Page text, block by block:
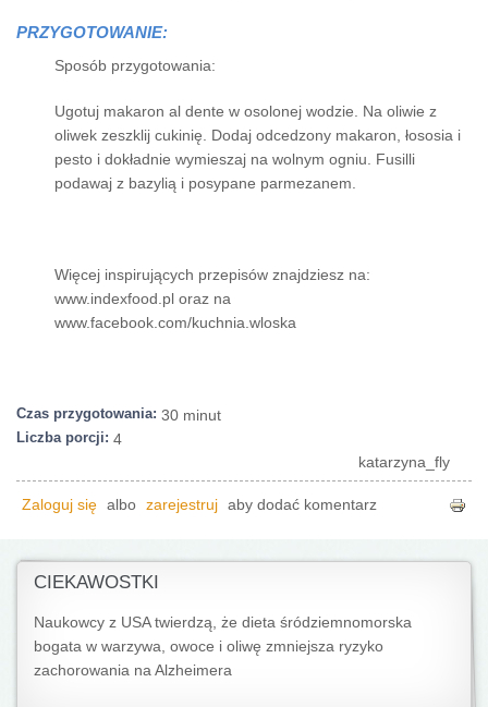
PRZYGOTOWANIE:
Sposób przygotowania:
Ugotuj makaron al dente w osolonej wodzie. Na oliwie z
oliwek zeszklij cukinię. Dodaj odcedzony makaron, łososia i
pesto i dokładnie wymieszaj na wolnym ogniu. Fusilli
podawaj z bazylią i posypane parmezanem.
Więcej inspirujących przepisów znajdziesz na:
www.indexfood.pl oraz na
www.facebook.com/kuchnia.wloska
Czas przygotowania: 30 minut
Liczba porcji: 4
katarzyna_fly
Zaloguj się albo zarejestruj aby dodać komentarz
CIEKAWOSTKI
Naukowcy z USA twierdzą, że dieta śródziemnomorska
bogata w warzywa, owoce i oliwę zmniejsza ryzyko
zachorowania na Alzheimera